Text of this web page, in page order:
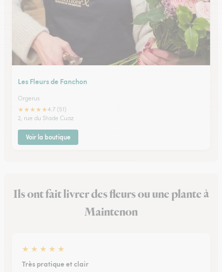
Les Fleurs de Fanchon
Orgerus
★★★★★4.7 (51)
2, rue du Stade Cuaz
Voir la boutique
Ils ont fait livrer des fleurs ou une plante à
Maintenon
★ ★ ★ ★ ★
Très pratique et clair